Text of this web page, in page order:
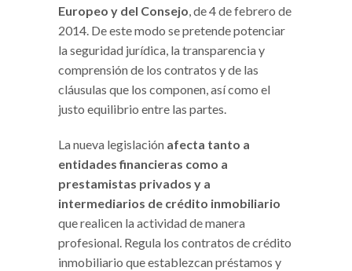
Europeo y del Consejo, de 4 de febrero de
2014. De este modo se pretende potenciar
la seguridad jurídica, la transparencia y
comprensión de los contratos y de las
cláusulas que los componen, así como el
justo equilibrio entre las partes.
La nueva legislación afecta tanto a
entidades financieras como a
prestamistas privados y a
intermediarios de crédito inmobiliario
que realicen la actividad de manera
profesional. Regula los contratos de crédito
inmobiliario que establezcan préstamos y